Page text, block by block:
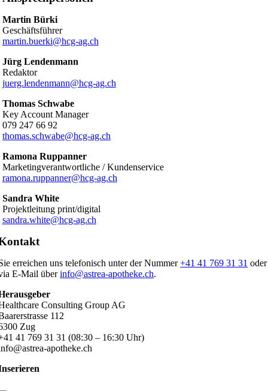
Martin Bürki
Geschäftsführer
martin.buerki@hcg-ag.ch
Jürg Lendenmann
Redaktor
juerg.lendenmann@hcg-ag.ch
Thomas Schwabe
Key Account Manager
079 247 66 92
thomas.schwabe@hcg-ag.ch
Ramona Ruppanner
Marketingverantwortliche / Kundenservice
ramona.ruppanner@hcg-ag.ch
Sandra White
Projektleitung print/digital
sandra.white@hcg-ag.ch
erreichen uns telefonisch unter der Nummer+41 41 769 31 31 oder
E-Mail überinfo@astrea-apotheke.ch.
Consulting Group AG
112
Zug
41 769 31 31 (08:30 – 16:30 Uhr)
apotheke.ch